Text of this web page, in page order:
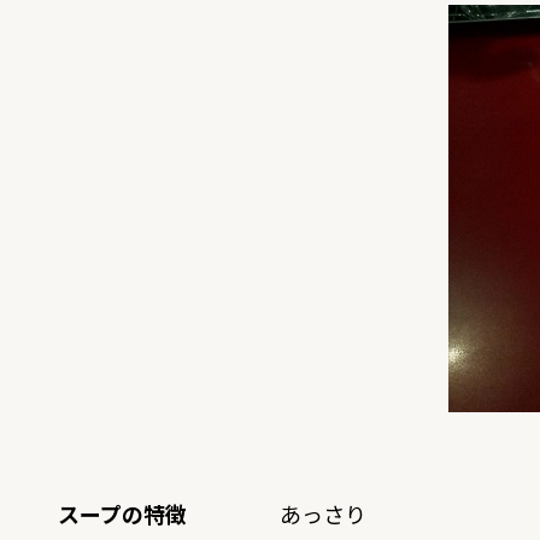
スープの特徴 あっさり